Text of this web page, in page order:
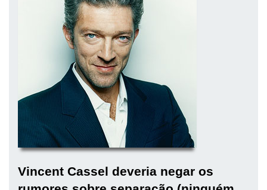
Vincent Cassel deveria negar os